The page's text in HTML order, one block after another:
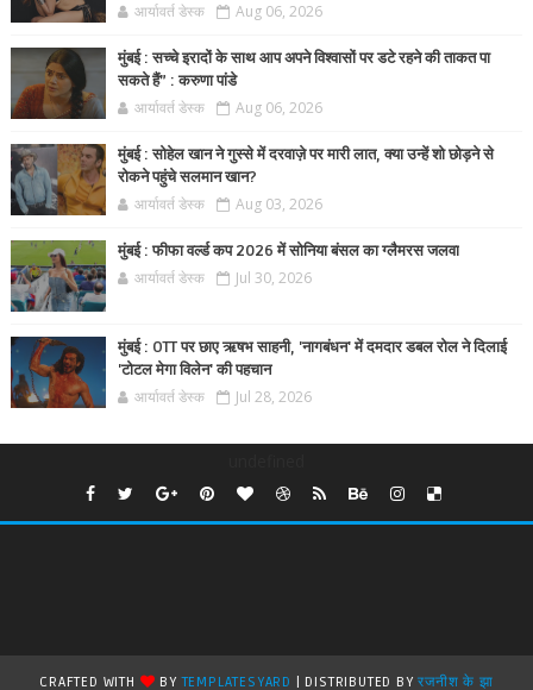
आर्यावर्त डेस्क Aug 06, 2026
मुंबई : सच्चे इरादों के साथ आप अपने विश्वासों पर डटे रहने की ताकत पा
सकते हैं” : करुणा पांडे
आर्यावर्त डेस्क Aug 06, 2026
मुंबई : सोहेल खान ने गुस्से में दरवाज़े पर मारी लात, क्या उन्हें शो छोड़ने से
रोकने पहुंचे सलमान खान?
आर्यावर्त डेस्क Aug 03, 2026
मुंबई : फीफा वर्ल्ड कप 2026 में सोनिया बंसल का ग्लैमरस जलवा
आर्यावर्त डेस्क Jul 30, 2026
मुंबई : OTT पर छाए ऋषभ साहनी, 'नागबंधन' में दमदार डबल रोल ने दिलाई
'टोटल मेगा विलेन' की पहचान
आर्यावर्त डेस्क Jul 28, 2026
CRAFTED WITH BYTEMPLATESYARD | DISTRIBUTED BYरजनीश के झा